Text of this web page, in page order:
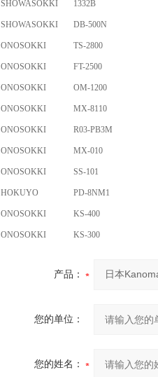
SHOWASOKKI 1332B
SHOWASOKKI DB-500N
ONOSOKKI TS-2800
ONOSOKKI FT-2500
ONOSOKKI OM-1200
ONOSOKKI MX-8110
ONOSOKKI R03-PB3M
ONOSOKKI MX-010
ONOSOKKI SS-101
HOKUYO PD-8NM1
ONOSOKKI KS-400
ONOSOKKI KS-300
产品：
您的单位：
您的姓名：